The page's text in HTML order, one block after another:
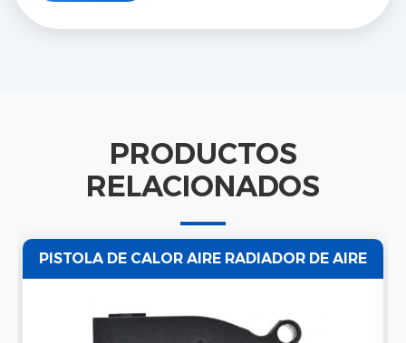
PRODUCTOS
RELACIONADOS
PISTOLA DE CALOR AIRE RADIADOR DE AIRE